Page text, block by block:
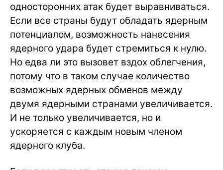
односторонних атак будет выравниваться.
Если все страны будут обладать ядерным
потенциалом, возможность нанесения
ядерного удара будет стремиться к нулю.
Но едва ли это вызовет вздох облегчения,
потому что в таком случае количество
возможных ядерных обменов между
двумя ядерными странами увеличивается.
И не только увеличивается, но и
ускоряется с каждым новым членом
ядерного клуба.